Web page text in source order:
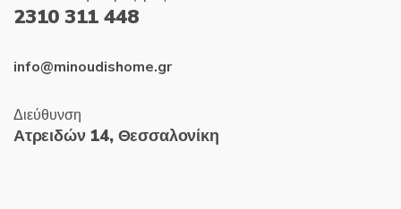
2310 311 448
info@minoudishome.gr
Διεύθυνση
Ατρειδών 14, Θεσσαλονίκη